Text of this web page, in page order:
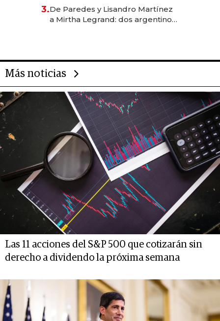
las marcas "fast premium"
3.De Paredes y Lisandro Martínez
a Mirtha Legrand: dos argentinos
Más noticias
Las 11 acciones del S&P 500 que cotizarán sin
derecho a dividendo la próxima semana